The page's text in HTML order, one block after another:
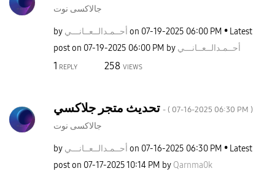
جالاكسى نوت
by أحــمـدالــعــانـــي on ‎07-19-2025 06:00 PM
Latest
post on ‎07-19-2025 06:00 PM by أحــمـدالــعــانـــي
1 REPLY 258 VIEWS
تحديث متجر جلاكسي - ( ‎07-16-2025 06:30 PM )
جالاكسى نوت
by أحــمـدالــعــانـــي on ‎07-16-2025 06:30 PM
Latest
post on ‎07-17-202510:14 PM by Qarnma0k